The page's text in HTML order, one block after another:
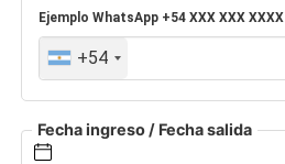
EjemploWhatsApp +54 XXX XXX XXXX
+54
Fecha ingreso / Fecha salida